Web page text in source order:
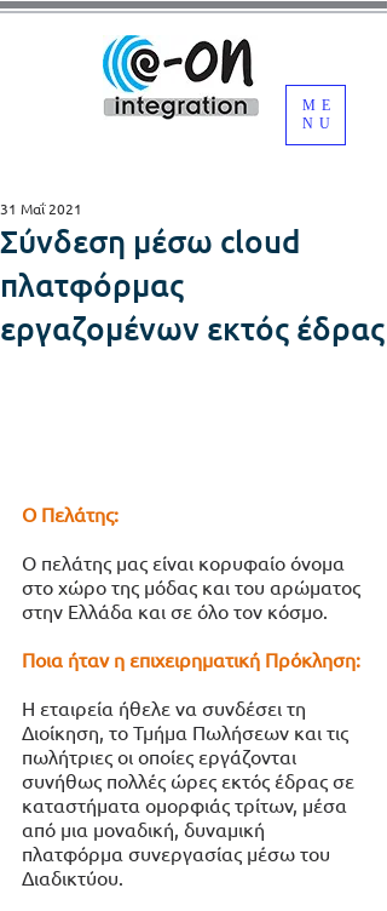
ME
NU
Σύνδεση μέσω cloud
πλατφόρμας
εργαζομένων εκτός έδρας
31 Μαΐ 2021
Ο Πελάτης:
O πελάτης μας είναι κορυφαίο όνομα
στο χώρο της μόδας και του αρώματος
στην Ελλάδα και σε όλο τον κόσμο.
Ποια ήταν η επιχειρηματική Πρόκληση:
Η εταιρεία ήθελε να συνδέσει τη
Διοίκηση, το Τμήμα Πωλήσεων και τις
πωλήτριες οι οποίες εργάζονται
συνήθως πολλές ώρες εκτός έδρας σε
καταστήματα ομορφιάς τρίτων, μέσα
από μια μοναδική, δυναμική
πλατφόρμα συνεργασίας μέσω του
Διαδικτύου.